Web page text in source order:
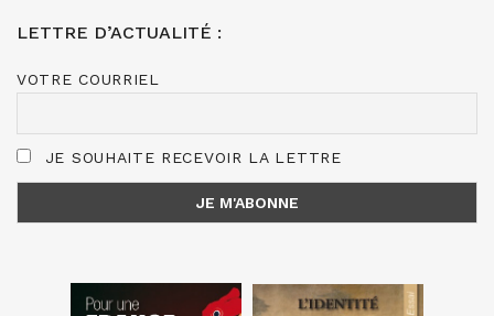
LETTRE D’ACTUALITÉ :
VOTRE COURRIEL
JE SOUHAITE RECEVOIR LA LETTRE